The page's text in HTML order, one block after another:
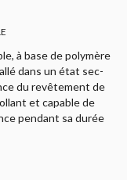
à base de polymère
dans un état sec-
du revêtement de
et capable de
pendant sa durée